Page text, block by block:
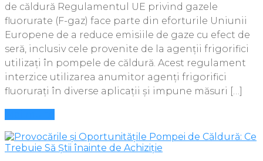
de căldură Regulamentul UE privind gazele
fluorurate (F-gaz) face parte din eforturile Uniunii
Europene de a reduce emisiile de gaze cu efect de
seră, inclusiv cele provenite de la agenții frigorifici
utilizați în pompele de căldură. Acest regulament
interzice utilizarea anumitor agenți frigorifici
fluorurați în diverse aplicații și impune măsuri […]